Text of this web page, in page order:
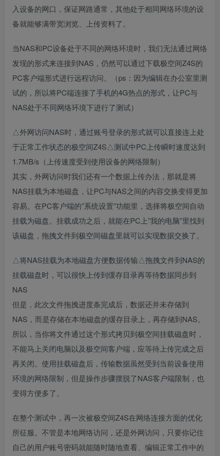
入设备的网口，保证网路通常，其他处于相同网络环境的设
备就能够满带宽浏览、上传资料了。
当NAS和PC设备处于不同的网络环境时，我们无法通过网络
发现的形式来连接到NAS，仍然可以通过下载极空间Z4S的
PC客户端形式进行远程访问。（ps：因为编辑在办公室里测
试的，所以将PC端连接了手机的4G热点的形式，让PC与
NAS处于不同网络环境下进行了测试）
△外网访问NAS时，通过账号登录的形式就可以直接连上处
于正常工作状态的极空间Z4S△测试中PC上传瞬时速度达到
1.7MB/s（上传速度受到使用设备的网络限制）
其实，外网访问时我们还有一个数据上传办法，那就是将
NAS挂载为本地磁盘，让PC与NAS之间的内容交换变得更加
容易。在PC客户端的”系统设置”功能里，选择将极空间自动
挂载为磁盘。挂载成功之后，就能在PC上”我的电脑”里找到
该磁盘，拖拽文件到极空间磁盘里就可以实现数据交换了。
△将NAS挂载为本地磁盘方便数据传输△拖拽文件到NAS的
挂载磁盘时，可以很快上传到缓存目录再等待数据同步到
NAS
但是，此次文件拖拽进度条完成后，数据还并未存储到
NAS，而是存储在本地磁盘的缓存目录上，再存储到NAS。
所以，当你将文件通过这个形式拷贝到极空间挂载磁盘时，
不能马上关闭电脑以及极空间客户端，应等待上传完成之后
再关闭。使用挂载磁盘后，传输数据虽然受到当前设备使用
环境的网络限制，但是操作步骤摆脱了NAS客户端限制，也
变得方便多了。
在整个测试中，再一次被极空间Z4S在网络连接方面的优化
所征服。不管是本地网络访问，还是外网访问，只要你记住
自己的用户账号密码就能随时随地查看、编辑正常工作中的